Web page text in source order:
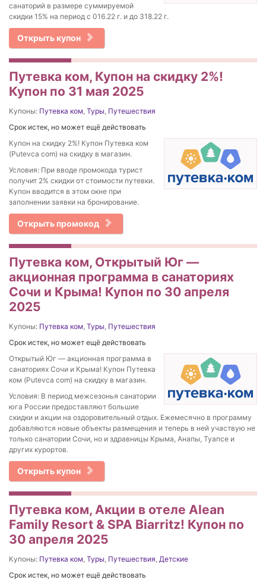
санаторий в размере суммируемой
скидки 15% на период с 016.22 г. и до 318.22 г.
Открыть купон
Путевка ком, Купон на скидку 2%!
Купон по 31 мая 2025
Купоны: Путевка ком, Туры, Путешествия
Срок истек, но может ещё действовать
Купон на скидку 2%! Купон Путевка ком
(Putevca com) на скидку в магазин.
Условия: При вводе промокода турист
получит 2% скидки от стоимости путевки.
Купон вводится в этом окне при
заполнении заявки на бронирование.
Открыть промокод
Путевка ком, Открытый Юг —
акционная программа в санаториях
Сочи и Крыма! Купон по 30 апреля
2025
Купоны: Путевка ком, Туры, Путешествия
Срок истек, но может ещё действовать
Открытый Юг — акционная программа в
санаториях Сочи и Крыма! Купон Путевка
ком (Putevca com) на скидку в магазин.
Условия: В период межсезонья санатории
юга России предоставляют большие
скидки и акции на оздоровительный отдых. Ежемесячно в программу
добавляются новые объекты размещения и теперь в ней участвую не
только санатории Сочи, но и здравницы Крыма, Анапы, Туапсе и
других курортов.
Открыть купон
Путевка ком, Акции в отеле Alean
Family Resort & SPA Biarritz! Купон по
30 апреля 2025
Купоны: Путевка ком, Туры, Путешествия, Детские
Срок истек, но может ещё действовать